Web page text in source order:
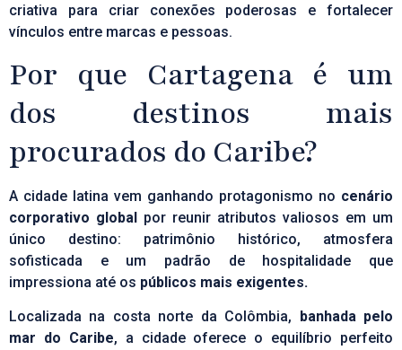
criativa para criar conexões poderosas e fortalecer
vínculos entre marcas e pessoas.
Por que Cartagena é um
dos destinos mais
procurados do Caribe?
A cidade latina vem ganhando protagonismo no cenário
corporativo global por reunir atributos valiosos em um
único destino: patrimônio histórico, atmosfera
sofisticada e um padrão de hospitalidade que
impressiona até os públicos mais exigentes.
Localizada na costa norte da Colômbia,
banhada pelo
mar do Caribe, a cidade oferece o equilíbrio perfeito